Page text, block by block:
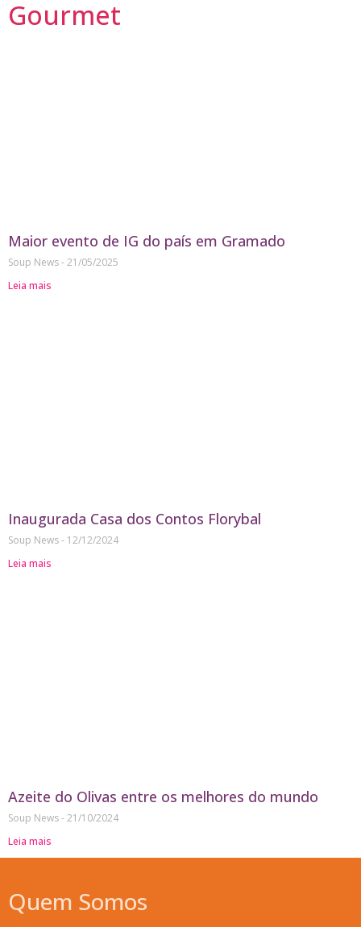
Gourmet
Maior evento de IG do país em Gramado
Soup News 21/05/2025
Leia mais
Inaugurada Casa dos Contos Florybal
Soup News
12/12/2024
Leia mais
Azeite do Olivas entre os melhores do mundo
Soup News 21/10/2024
Leia mais
Quem Somos